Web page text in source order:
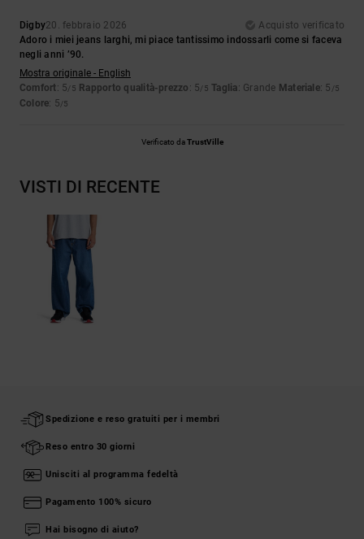
Digby20. febbraio 2026
Acquisto verificato
Adoro i miei jeans larghi, mi piace tantissimo indossarli come si faceva
negli anni ’90.
Mostra originale - English
Comfort: 5/5 Rapporto qualità-prezzo : 5/5 Taglia: Grande Materiale: 5 /5
Colore: 5/5
Verificato daTrustVille
VISTI DI RECENTE
Spedizione e reso gratuiti per i membri
Reso entro 30 giorni
Unisciti al programma fedeltà
Pagamento 100% sicuro
Hai bisogno di aiuto?